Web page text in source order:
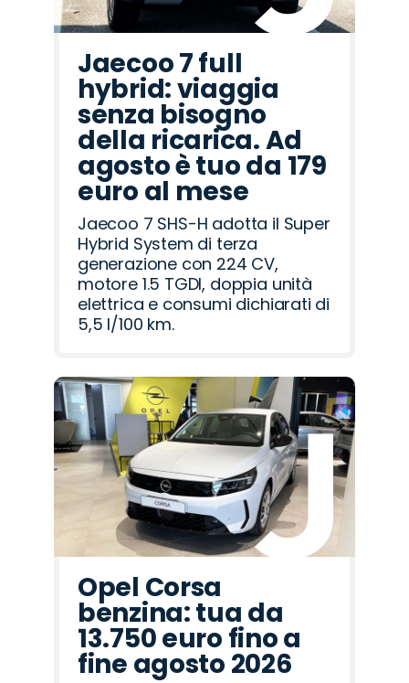
Jaecoo 7 full
hybrid: viaggia
senza bisogno
della ricarica. Ad
agosto è tuo da 179
euro al mese
Jaecoo 7 SHS-H adotta il Super
Hybrid System di terza
generazione con 224 CV,
motore 1.5 TGDI, doppia unità
elettrica e consumi dichiarati di
5,5 l/100 km.
Opel Corsa
benzina: tua da
13.750 euro fino a
fine agosto 2026